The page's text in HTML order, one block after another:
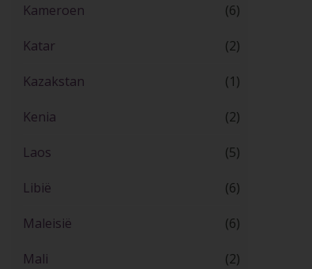
Kameroen (6)
Katar (2)
Kazakstan (1)
Kenia (2)
Laos (5)
Libië (6)
Maleisië (6)
Mali (2)